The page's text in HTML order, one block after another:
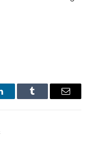
Tumblr Email